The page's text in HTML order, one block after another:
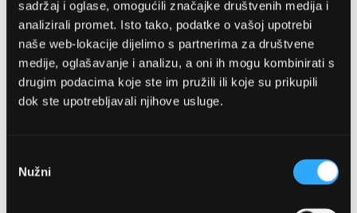
sadržaj i oglase, omogućili značajke društvenih medija i
analizirali promet. Isto tako, podatke o vašoj upotrebi
naše web-lokacije dijelimo s partnerima za društvene
medije, oglašavanje i analizu, a oni ih mogu kombinirati s
drugim podacima koje ste im pružili ili koje su prikupili
dok ste upotrebljavali njihove usluge.
pristanka
Nužni